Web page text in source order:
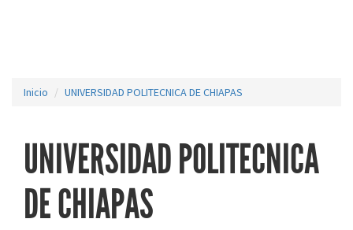
Inicio UNIVERSIDAD POLITECNICA DE CHIAPAS
UNIVERSIDAD POLITECNICA
DE CHIAPAS